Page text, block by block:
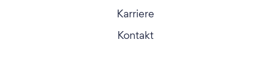
Karriere
Kontakt